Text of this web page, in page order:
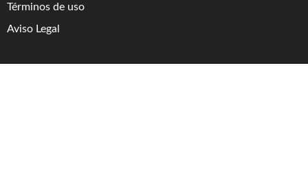
Términos de uso
Aviso Legal